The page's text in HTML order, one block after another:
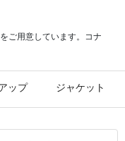
ご用意しています。コナ
ップ ジャケット